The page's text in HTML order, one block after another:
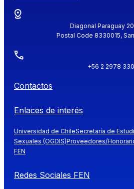
Diagonal Paraguay
Postal Code 8330015,
+56 2 2978
Contactos
Enlaces de interés
Universidad de ChileSecretaría de
Sexuales (OGDIS)Proveedores/
FEN
Redes Sociales FEN